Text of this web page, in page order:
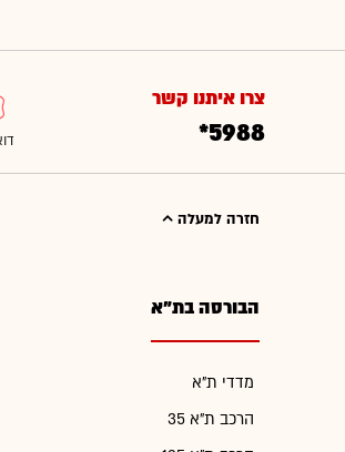
צרו איתנו קשר
*5988
חזרה למעלה
הבורסה בת"א
מדדי ת"א
הרכב ת"א 35